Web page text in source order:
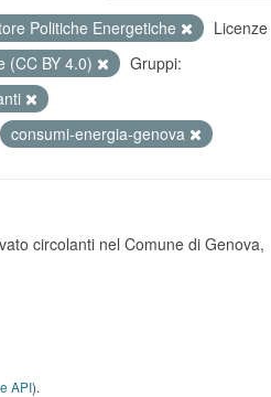
Politiche Energetiche
Licenze
(CC BY 4.0)
Gruppi:
consumi-energia-genova
circolanti nel Comune di Genova,
API).